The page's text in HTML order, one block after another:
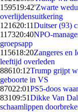
159519:42'Zwarte
overlijdensuitkering
121620:11Duitser (93)
117320:40NPO-
groepsapp
115618:20Zangeres en
leeftijd overleden
88610:12Trump grijpt
geboorte in VS
87022:01PS5-doos
83109:51Dikke Van
schaamlippen